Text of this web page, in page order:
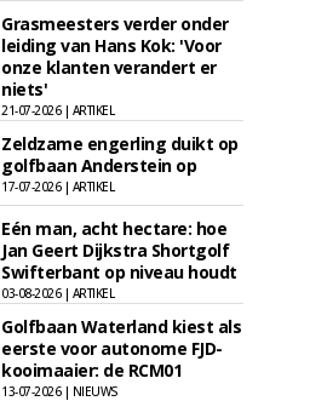
Grasmeesters verder onder
leiding van Hans Kok: 'Voor
onze klanten verandert er
niets'
21-07-2026 | ARTIKEL
Zeldzame engerling duikt op
golfbaan Anderstein op
17-07-2026 | ARTIKEL
Eén man, acht hectare: hoe
Jan Geert Dijkstra Shortgolf
Swifterbant op niveau houdt
03-08-2026 | ARTIKEL
Golfbaan Waterland kiest als
eerste voor autonome FJD-
kooimaaier: de RCM01
13-07-2026 | NIEUWS